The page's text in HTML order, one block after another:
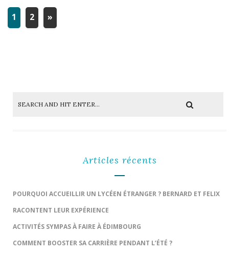
1 2 »
Articles récents
POURQUOI ACCUEILLIR UN LYCÉEN ÉTRANGER ? BERNARD ET FELIX
RACONTENT LEUR EXPÉRIENCE
ACTIVITÉS SYMPAS À FAIRE À ÉDIMBOURG
COMMENT BOOSTER SA CARRIÈRE PENDANT L’ÉTÉ ?